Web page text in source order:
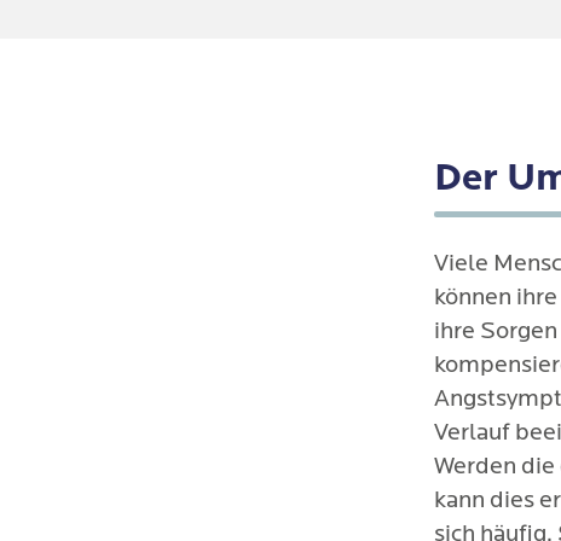
private
Der
Viele
können
ihre
Verlauf
Werden
kann dies
sich häufig,